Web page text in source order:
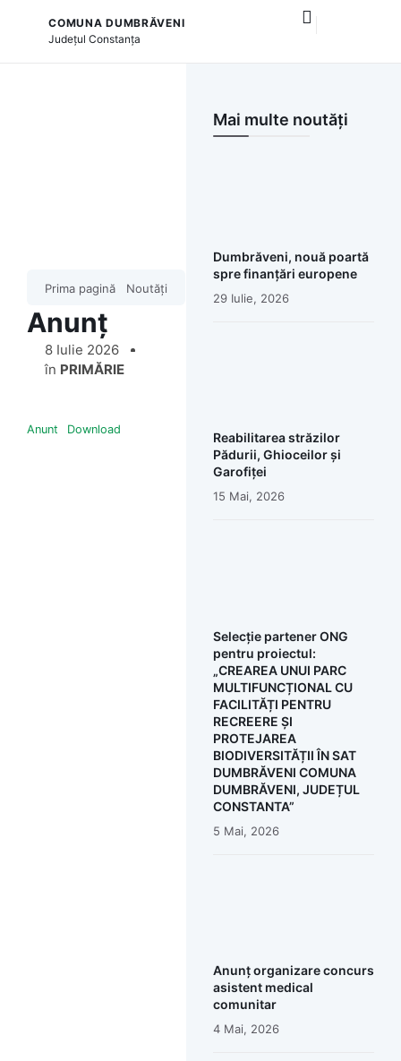
COMUNA DUMBRĂVENI
JudețulConstanța
Prima pagină Noutăți
Anunț
8 Iulie 2026
în PRIMĂRIE
Anunt Download
Mai multe noutăți
Dumbrăveni, nouă poartă
spre finanțări europene
29 Iulie, 2026
Reabilitarea străzilor
Pădurii, Ghioceilor și
Garofiței
15 Mai, 2026
Selecție partener ONG
pentru proiectul:
„CREAREA UNUI PARC
MULTIFUNCȚIONAL CU
FACILITĂȚI PENTRU
RECREERE ȘI
PROTEJAREA
BIODIVERSITĂȚII ÎN SAT
DUMBRĂVENI COMUNA
DUMBRĂVENI, JUDEȚUL
CONSTANTA”
5 Mai, 2026
Anunț organizare concurs
asistent medical
comunitar
4 Mai, 2026